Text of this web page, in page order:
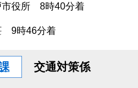
役所 8時40分着
9時46分着
交通対策係